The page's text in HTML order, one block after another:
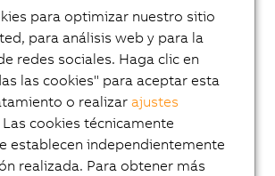
del motor
pedido
para optimizar nuestro sitio
para análisis web y para la
redes sociales. Haga clic en
las cookies" para aceptar esta
o realizarajustes
Las cookies técnicamente
establecen independientemente
realizada. Para obtener más